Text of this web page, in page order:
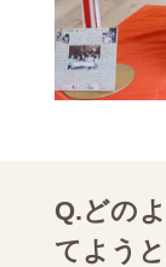
Q.どの
てよう